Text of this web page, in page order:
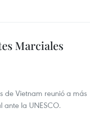
Marciales
de Vietnam reunió a más
ante la UNESCO.